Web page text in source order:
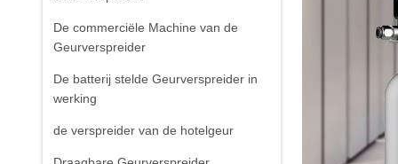
De commerciële Machine van de
Geurverspreider
De batterij stelde Geurverspreider in
werking
de verspreider van de hotelgeur